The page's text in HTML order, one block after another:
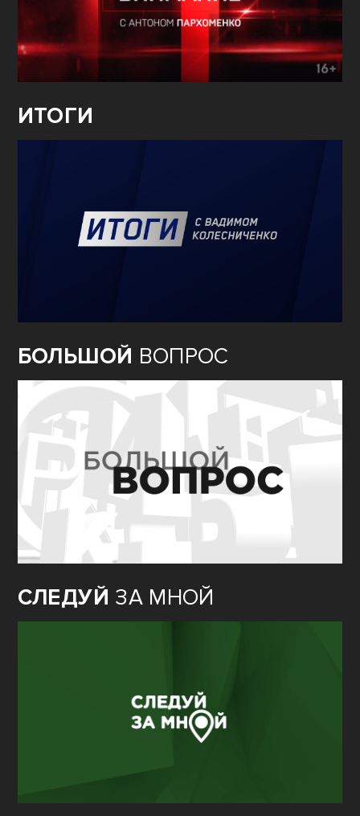
ИТОГИ
БОЛЬШОЙ ВОПРОС
СЛЕДУЙ ЗА МНОЙ